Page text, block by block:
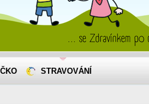
STRAVOVÁNÍ